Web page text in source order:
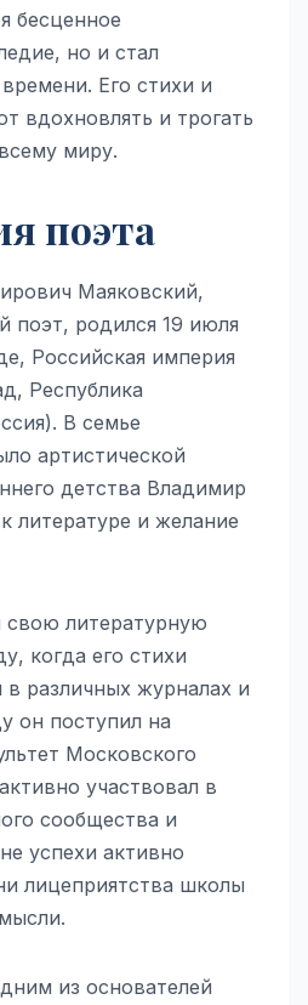
бесценное
но и стал
Его стихи и
вдохновлять и трогать
миру.
поэта
Маяковский,
поэт, родился 19 июля
Российская империя
Республика
В семье
артистической
детства Владимир
литературе и желание
свою литературную
когда его стихи
в различных журналах и
он поступил на
Московского
участвовал в
сообщества и
успехи активно
лицеприятства школы
из основателей